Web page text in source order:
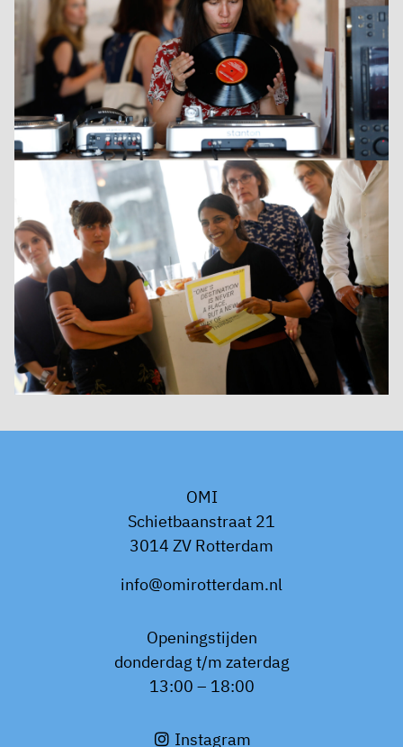
OMI
Schietbaanstraat 21
3014 ZV Rotterdam
info@omirotterdam.nl
Openingstijden
donderdag t/m zaterdag
13:00 – 18:00
Instagram